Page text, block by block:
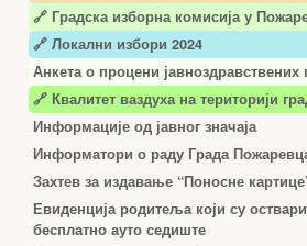
🔗 Градска изборна комисија у
🔗 Локални избори 2024
Анкета о процени јавноздравствених
🔗 Квалитет ваздуха на територији
Информације од јавног значаја
Информатори о раду Града
Захтев за издавање “Поносне
Евиденција родитеља који су
бесплатно ауто седиште